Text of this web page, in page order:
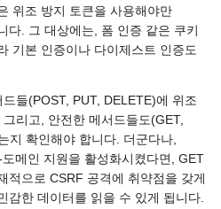
위조 방지 토큰을 사용해야만
다. 그 대상에는, 폼 인증 같은 쿠키
기본 인증이나 다이제스트 인증도
들(POST, PUT, DELETE)에 위조
리고, 안전한 메서드들도(GET,
지 확인해야 합니다. 더군다나,
메인 지원을 활성화시켰다면, GET
적으로 CSRF 공격에 취약점을 갖게
감한 데이터를 읽을 수 있게 됩니다.